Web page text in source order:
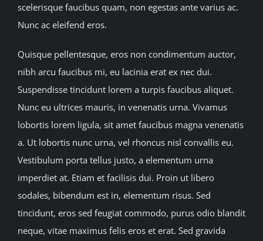
scelerisque faucibus quam, non egestas ante varius ac.
Nunc ac eleifend eros.
Quisque pellentesque, eros non condimentum auctor,
nibh arcu faucibus mi, eu lacinia erat ex nec dui.
Suspendisse tincidunt lorem a turpis faucibus aliquet.
Nunc eu ultrices mauris, in venenatis urna. Vivamus
lobortis lorem ligula, sit amet faucibus magna venenatis
a. Ut lobortis nunc urna, vel rhoncus nisl convallis eu.
Vestibulum porta tellus justo, a elementum urna
imperdiet at. Etiam et facilisis dui. Proin ut libero
sodales, bibendum est in, elementum risus. Sed
tincidunt, eros sed feugiat commodo, purus odio blandit
neque, vitae maximus felis eros et erat. Sed gravida